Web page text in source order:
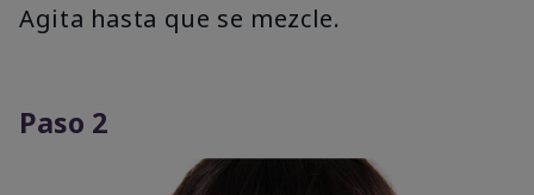
Agita hasta que se mezcle.
Paso 2